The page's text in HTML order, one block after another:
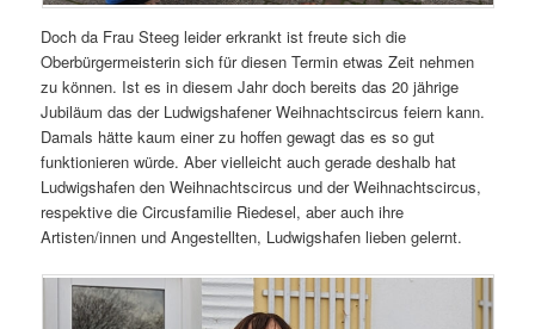
Doch da Frau Steeg leider erkrankt ist freute sich die
Oberbürgermeisterin sich für diesen Termin etwas Zeit nehmen
zu können. Ist es in diesem Jahr doch bereits das 20 jährige
Jubiläum das der Ludwigshafener Weihnachtscircus feiern kann.
Damals hätte kaum einer zu hoffen gewagt das es so gut
funktionieren würde. Aber vielleicht auch gerade deshalb hat
Ludwigshafen den Weihnachtscircus und der Weihnachtscircus,
respektive die Circusfamilie Riedesel, aber auch ihre
Artisten/innen und Angestellten, Ludwigshafen lieben gelernt.